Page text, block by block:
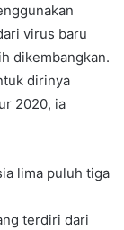
virus baru
dikembangkan.
dirinya
2020, ia
lima puluh tiga
terdiri dari